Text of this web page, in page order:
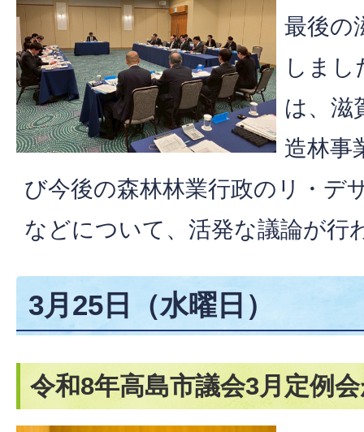
最後の
しまし
は、滋
造林事
び今後の森林林業行政のリ・デ
などについて、活発な議論が行
3月25日（水曜日）
令和8年高島市議会3月定例